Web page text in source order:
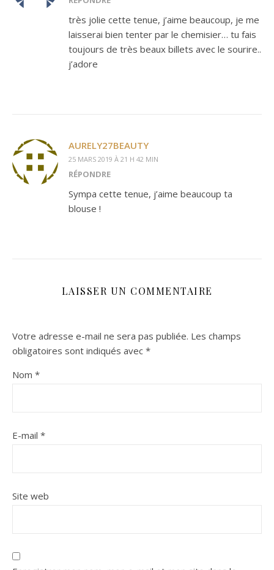
très jolie cette tenue, j’aime beaucoup, je me
laisserai bien tenter par le chemisier… tu fais
toujours de très beaux billets avec le sourire..
j’adore
AURELY27BEAUTY
25 MARS 2019 À 21 H 42 MIN
RÉPONDRE
Sympa cette tenue, j’aime beaucoup ta
blouse !
LAISSER UN COMMENTAIRE
Votre adresse e-mail ne sera pas publiée. Les champs
obligatoires sont indiqués avec *
Nom *
E-mail *
Site web